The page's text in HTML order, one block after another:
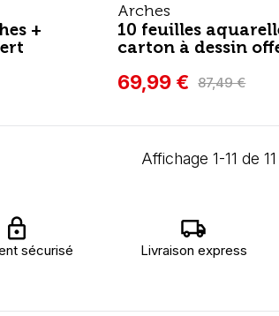
+
Arches
10 feuilles
carton à dessin
69,99 € 87,49 €
Affichage 1-11 de
sécurisé Livraison express